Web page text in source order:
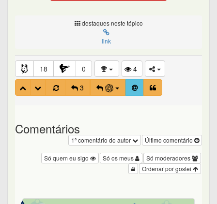
destaques neste tópico
link
18 0
4
3
Comentários
Último comentário
1º comentário do autor
Só moderadores
Só os meus
Só quem eu sigo
Ordenar por gostei